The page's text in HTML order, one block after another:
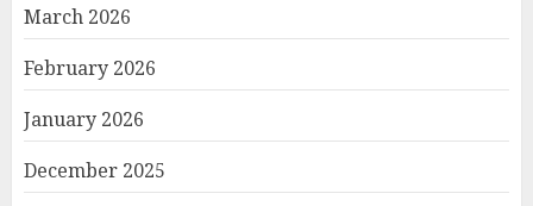
March 2026
February 2026
January 2026
December 2025